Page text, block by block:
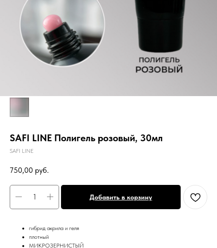
SAFI LINE Полигель розовый, 30мл
SAFI LINE
750,00 руб.
Добавить в корзину
гибрид акрила и геля
плотный
МИКРОЗЕРНИСТЫЙ